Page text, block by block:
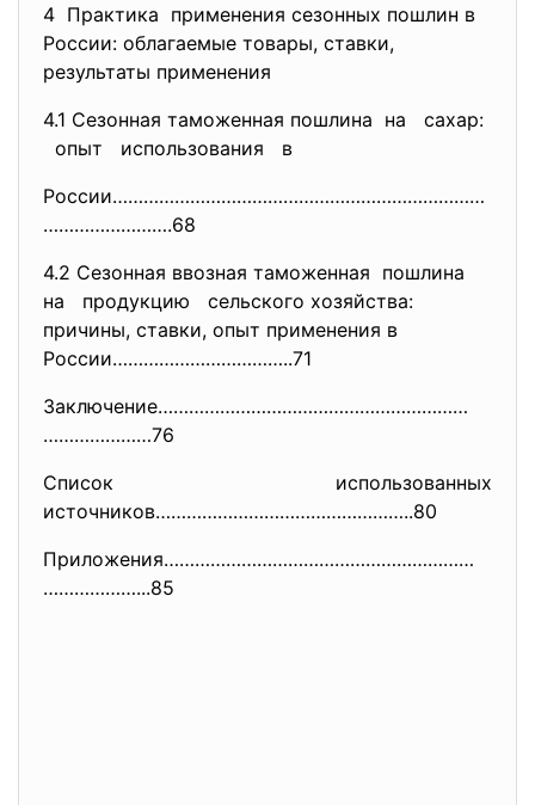
4 Практика применения сезонных пошлин в
России: облагаемые товары, ставки,
результаты применения
4.1 Сезонная таможенная пошлина на сахар:
опыт использования в
России………………………………………………………………
…………………….68
4.2 Сезонная ввозная таможенная пошлина
на продукцию сельского хозяйства:
причины, ставки, опыт применения в
России……………………………..71
Заключение……………………………………………………
…………………76
Список использованных
источников…………………………………………..80
Приложения……………………………………………………
………………...85